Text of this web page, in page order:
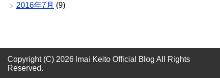
2016年7月 (9)
Copyright (C) 2026 Imai Keito Official Blog All Rights
Reserved.